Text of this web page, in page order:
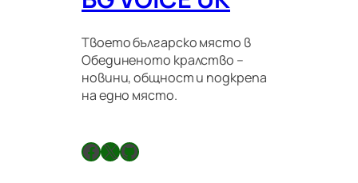
Твоето българско място в
Обединеното кралство –
новини, общност и подкрепа
на едно място.
Facebook X GitHub